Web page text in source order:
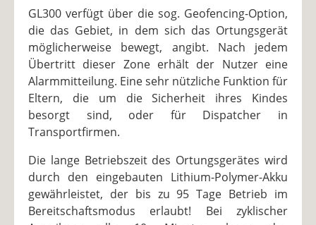
GL300 verfügt über die sog. Geofencing-Option,
die das Gebiet, in dem sich das Ortungsgerät
möglicherweise bewegt, angibt. Nach jedem
Übertritt dieser Zone erhält der Nutzer eine
Alarmmitteilung. Eine sehr nützliche Funktion für
Eltern, die um die Sicherheit ihres Kindes
besorgt sind, oder für Dispatcher in
Transportfirmen.
Die lange Betriebszeit des Ortungsgerätes wird
durch den eingebauten Lithium-Polymer-Akku
gewährleistet, der bis zu 95 Tage Betrieb im
Bereitschaftsmodus erlaubt! Bei zyklischer